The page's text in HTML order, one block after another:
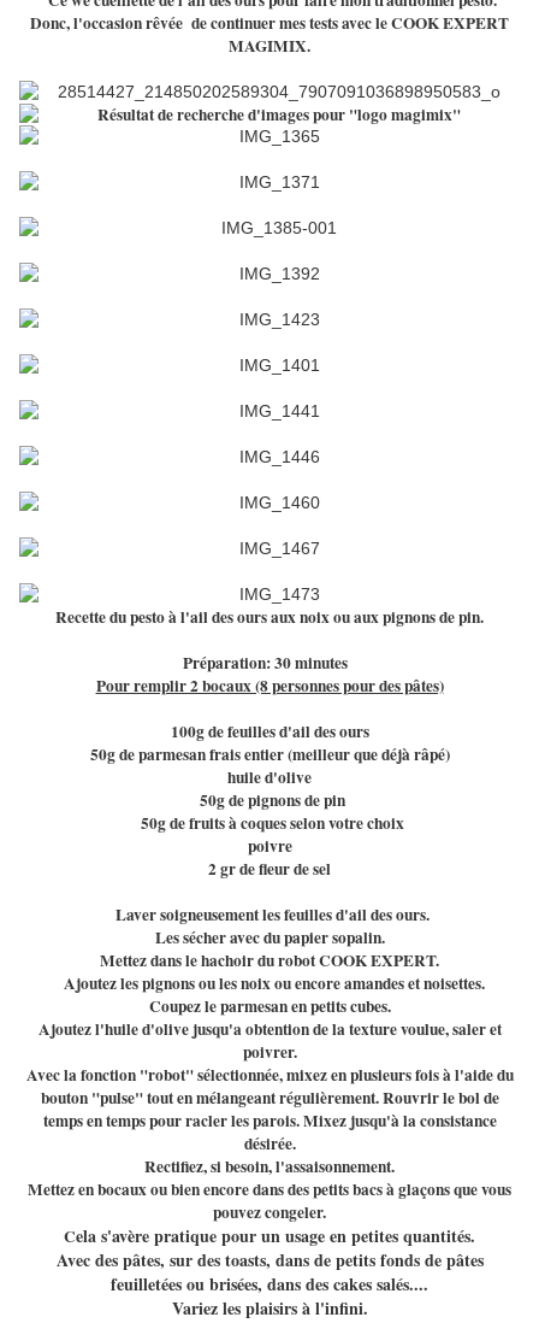
Donc, l'occasion rêvée de continuer mes tests avec le COOK EXPERT
MAGIMIX.
Recette du pesto à l'ail des ours aux noix ou aux pignons de pin.
Préparation: 30 minutes
Pour remplir 2 bocaux (8 personnes pour des pâtes)
100g de feuilles d'ail des ours
50g de parmesan frais entier (meilleur que déjà râpé)
huile d'olive
50g de pignons de pin
50g de fruits à coques selon votre choix
poivre
2 gr de fleur de sel
Laver soigneusement les feuilles d'ail des ours.
Les sécher avec du papier sopalin.
Mettez dans le hachoir du robot COOK EXPERT.
Ajoutez les pignons ou les noix ou encore amandes et noisettes.
Coupez le parmesan en petits cubes.
Ajoutez l'huile d'olive jusqu'a obtention de la texture voulue, saler et
poivrer.
Avec la fonction "robot" sélectionnée, mixez en plusieurs fois à l'aide du
bouton "pulse" tout en mélangeant régulièrement. Rouvrir le bol de
temps en temps pour racler les parois. Mixez jusqu'à la consistance
désirée.
Rectifiez, si besoin, l'assaisonnement.
Mettez en bocaux ou bien encore dans des petits bacs à glaçons que vous
pouvez congeler.
Cela s'avère pratique pour un usage en petites quantités.
Avec des pâtes, sur des toasts, dans de petits fonds de pâtes
feuilletées ou brisées, dans des cakes salés....
Variez les plaisirs à l'infini.